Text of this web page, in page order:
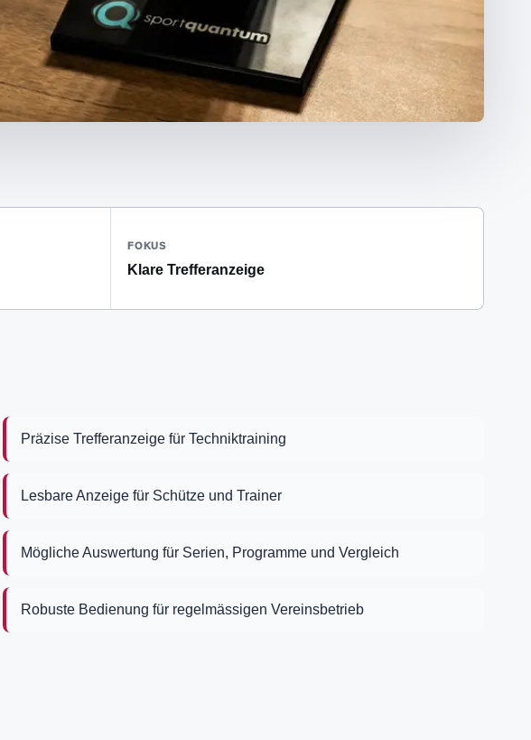
FOKUS
Klare Trefferanzeige
Präzise Trefferanzeige für Techniktraining
Lesbare Anzeige für Schütze und Trainer
Mögliche Auswertung für Serien, Programme und Vergleich
Robuste Bedienung für regelmässigen Vereinsbetrieb